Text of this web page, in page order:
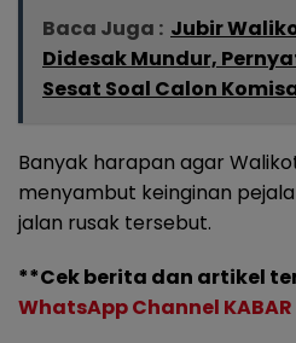
Baca Juga : Jubir
Didesak Mundur,
Sesat Soal Calon
Banyak harapan agar
menyambut keinginan
jalan rusak tersebut.
**Cek berita dan artikel
WhatsApp Channel KABAR